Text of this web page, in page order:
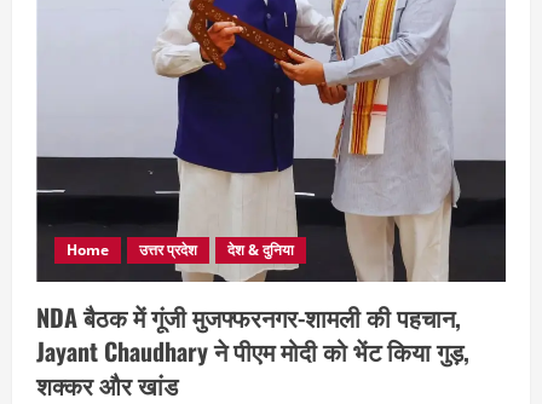
Home उत्तर प्रदेश देश & दुनिया
NDA बैठक में गूंजी मुजफ्फरनगर-शामली की पहचान,
Jayant Chaudhary ने पीएम मोदी को भेंट किया गुड़,
शक्कर और खांड